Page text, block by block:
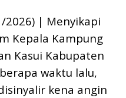
y
Li
n
k
2026) | Menyikapi
Kepala Kampung
Kasui Kabupaten
waktu lalu,
kena angin